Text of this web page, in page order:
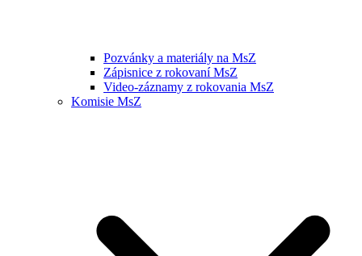
Pozvánky a materiály na MsZ
Zápisnice z rokovaní MsZ
Video-záznamy z rokovania MsZ
Komisie MsZ